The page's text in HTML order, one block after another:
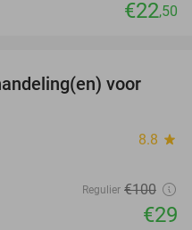
€22,50
71%
voor
8.8 star
Regulier €100
€29